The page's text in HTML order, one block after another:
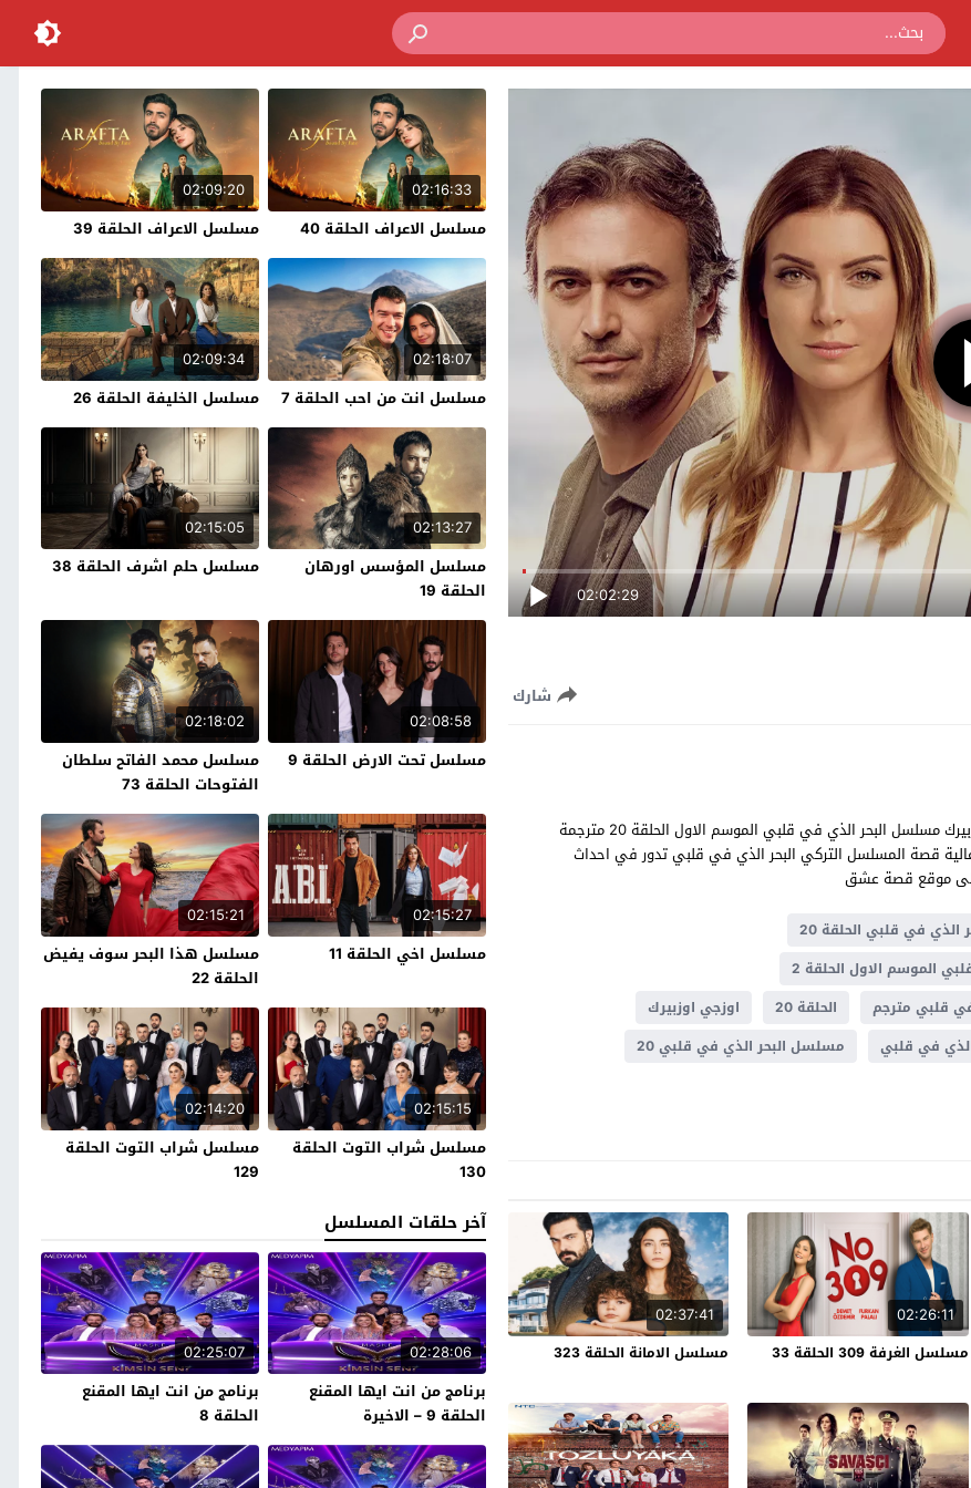
02:02:29
شارك
البحر الذي في قلبي الحلقة 20 قصة عشق بطولة قدسي و اوزجي اوزبيرك مسلسل البحر الذي في قلبي الموسم الاول الحلقة 20 مترجمة
الذي في قلبي حلقة 20 يوتيوب جودة عالية قصة المسلسل التركي البحر الذي في قلبي تدور في احداث
الذي في قلبي الحلقة 20
الموسم الاول الحلقة 2
في قلبي مترجم الحلقة 20
اوزجي اوزبيرك
في قلبي
مسلسل البحر الذي في قلبي 20
02:26:11
مسلسل الغرفة 309 الحلقة 33
02:37:41
مسلسل الامانة الحلقة 323
02:16:33
مسلسل الاعراف الحلقة 40
02:09:20
مسلسل الاعراف الحلقة 39
02:18:07
مسلسل انت من احب الحلقة 7
02:09:34
مسلسل الخليفة الحلقة 26
02:13:27
مسلسل المؤسس اورهان
الحلقة 19
02:15:05
مسلسل حلم اشرف الحلقة 38
02:08:58
مسلسل تحت الارض الحلقة 9
02:18:02
مسلسل محمد الفاتح سلطان
الفتوحات الحلقة 73
02:15:27
مسلسل اخي الحلقة 11
02:15:21
مسلسل هذا البحر سوف يفيض
الحلقة 22
02:15:15
مسلسل شراب التوت الحلقة
130
02:14:20
مسلسل شراب التوت الحلقة
129
آخر حلقات المسلسل
02:28:06
برنامج من انت ايها المقنع
الحلقة 9 – الاخيرة
02:25:07
برنامج من انت ايها المقنع
الحلقة 8